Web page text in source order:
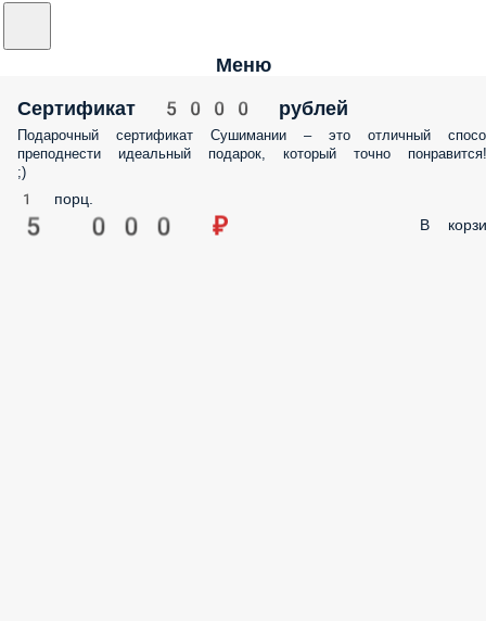
Меню
Сертификат 5000 рублей
Подарочный сертификат Сушимании – это отличный
преподнести идеальный подарок, который точно понравится!
;)
1 порц.
5 000 ₽ В